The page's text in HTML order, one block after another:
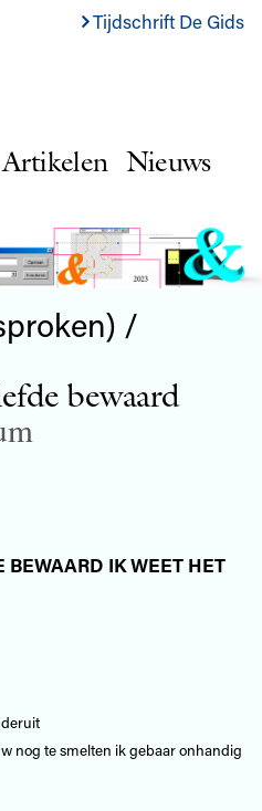
Tijdschrift De Gids
Artikelen Nieuws
/
bewaard
BEWAARD IK WEET HET
nog te smelten ik gebaar onhandig